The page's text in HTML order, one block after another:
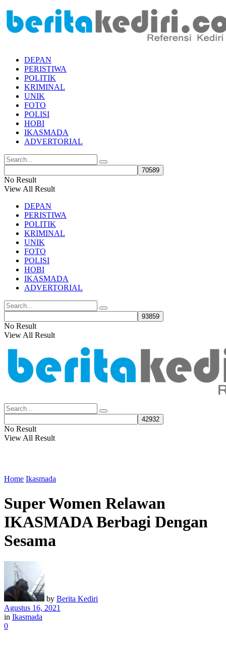
DEPAN
PERISTIWA
POLITIK
KRIMINAL
UNIK
FOTO
POLISI
HOBI
IKASMADA
ADVERTORIAL
No Result
View All Result
DEPAN
PERISTIWA
POLITIK
KRIMINAL
UNIK
FOTO
POLISI
HOBI
IKASMADA
ADVERTORIAL
No Result
View All Result
No Result
View All Result
Home Ikasmada
Super Women Relawan
IKASMADA Berbagi Dengan
Sesama
by Berita Kediri
Agustus 16, 2021
in Ikasmada
0